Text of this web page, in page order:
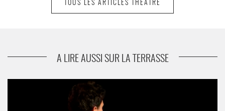
Charles Gonzalès devient... Camille Claudel
TOUS LES ARTICLES THÉÂTRE
A LIRE AUSSI SUR LA TERRASSE
« L’ Amant » d’Harold Pinter, Thierry Harcourt replonge avec
nuance et précision dans l’univers déstabilisant de Pinter -
Critique sortie Théâtre Paris 75009 Théâtre de Paris - Salle